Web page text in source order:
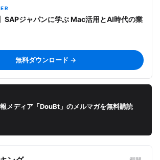
SAPジャパンに学ぶ Mac活用とAI時代の業
無料ダウンロード →
メディア「DouBt」のメルマガを無料購読